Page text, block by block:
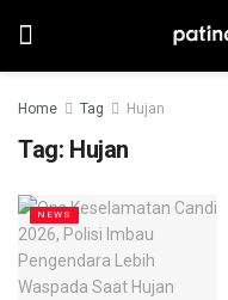
Home Tag Hujan
Tag: Hujan
NEWS